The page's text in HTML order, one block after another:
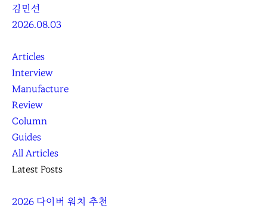
김민선
2026.08.03
Articles
Interview
Manufacture
Review
Column
Guides
All Articles
Latest Posts
2026 다이버 워치 추천